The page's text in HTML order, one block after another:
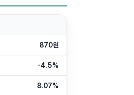
870원
-4.5%
8.07%